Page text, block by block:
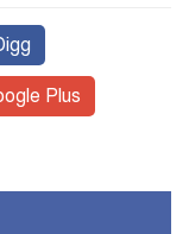
Plus